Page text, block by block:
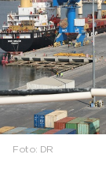
Foto: DR